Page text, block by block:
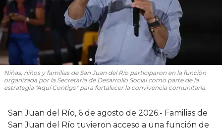
Niñas, niños y familias de San Juan del Río participaron en la función
organizada por la Secretaría de Desarrollo Social como parte de la
estrategia "Aquí Contigo" para fortalecer la convivencia comunitaria.
San Juan del Río, 6 de agosto de 2026.- Familias de
San Juan del Río tuvieron acceso a una función de